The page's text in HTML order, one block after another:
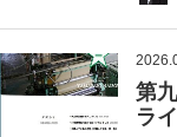
第
ラ